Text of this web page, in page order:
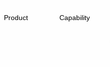
Product Capability